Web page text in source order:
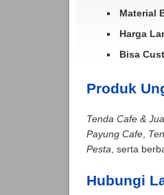
Material
Harga
Bisa
Produk
Tenda Cafe &
Payung Cafe,
Pesta , serta
Hubungi